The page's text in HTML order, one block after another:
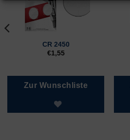
CR 2450
€1,55
Zur Wunschliste